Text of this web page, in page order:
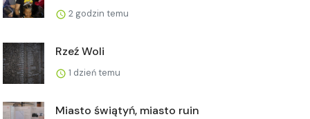
2 godzin temu
Rzeź Woli
1 dzień temu
Miasto świątyń, miasto ruin